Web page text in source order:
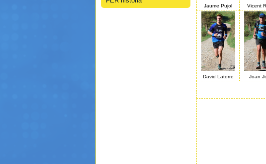
Jaume Pujol Vicent
David Latorre Joan